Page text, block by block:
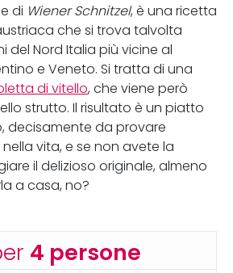
di Wiener Schnitzel, è una ricetta
che si trova talvolta
del Nord Italia più vicine al
e Veneto. Si tratta di una
di vitello, che viene però
strutto. Il risultato è un piatto
decisamente da provare
vita, e se non avete la
il delizioso originale, almeno
a casa, no?
4 persone